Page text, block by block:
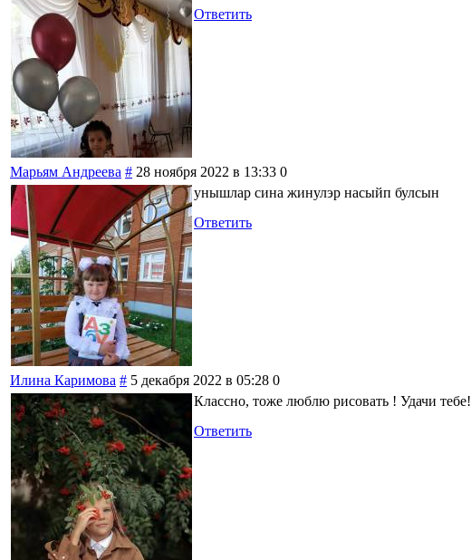
Ответить
Марьям Андреева # 28 ноября 2022 в 13:33 0
унышлар сина жинулэр насыйп булсын
Ответить
Илина Каримова # 5 декабря 2022 в 05:28 0
Классно, тоже люблю рисовать ! Удачи тебе!
Ответить